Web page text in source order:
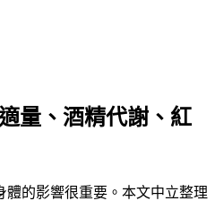
量、酒精代謝、紅
的影響很重要。本文中立整理